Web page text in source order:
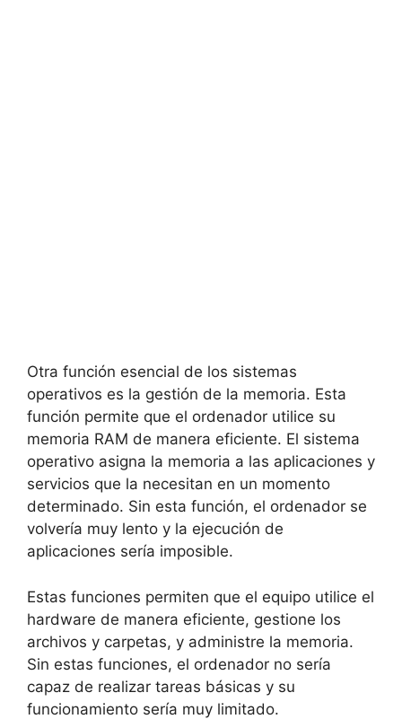
Otra función esencial de los sistemas
operativos es la gestión de la memoria. Esta
función permite que el ordenador utilice su
memoria RAM de manera eficiente. El sistema
operativo asigna la memoria a las aplicaciones y
servicios que la necesitan en un momento
determinado. Sin esta función, el ordenador se
volvería muy lento y la ejecución de
aplicaciones sería imposible.
Estas funciones permiten que el equipo utilice el
hardware de manera eficiente, gestione los
archivos y carpetas, y administre la memoria.
Sin estas funciones, el ordenador no sería
capaz de realizar tareas básicas y su
funcionamiento sería muy limitado.